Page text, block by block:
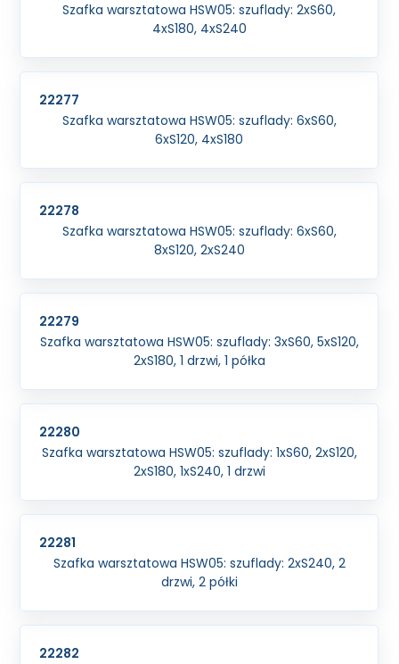
Szafka warsztatowa HSW05: szuflady: 2xS60,
4xS180, 4xS240
22277
Szafka warsztatowa HSW05: szuflady: 6xS60,
6xS120, 4xS180
22278
Szafka warsztatowa HSW05: szuflady: 6xS60,
8xS120, 2xS240
22279
Szafka warsztatowa HSW05: szuflady: 3xS60, 5xS120,
2xS180, 1 drzwi, 1 półka
22280
Szafka warsztatowa HSW05: szuflady: 1xS60, 2xS120,
2xS180, 1xS240, 1 drzwi
22281
Szafka warsztatowa HSW05: szuflady: 2xS240, 2
drzwi, 2 półki
22282